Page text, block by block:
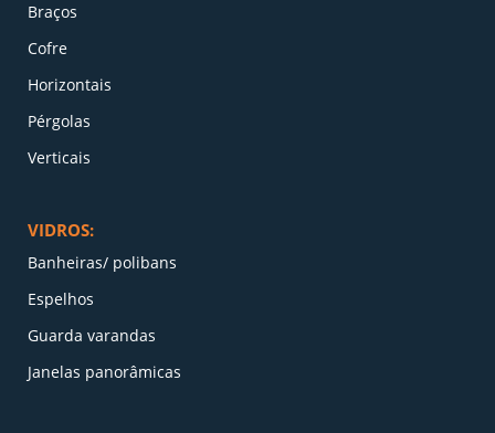
Braços
Cofre
Horizontais
Pérgolas
Verticais
VIDROS:
Banheiras/ polibans
Espelhos
Guarda varandas
Janelas panorâmicas